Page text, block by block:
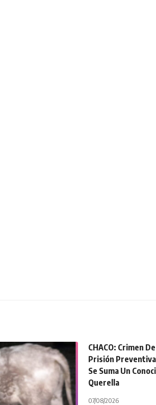
CHACO: Crimen
Prisión
Se Suma Un
Querella
07/08/2026